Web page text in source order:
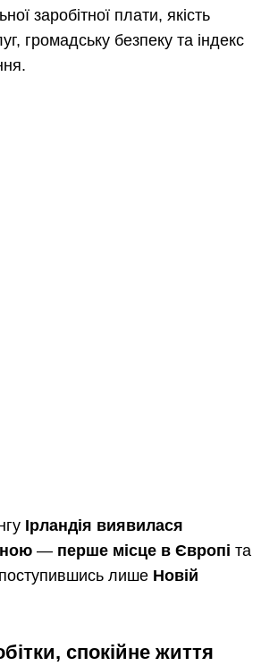
заробітної плати, якість
громадську безпеку та індекс
Ірландія виявилася
— перше місце в Європі та
лише Новій
спокійне життя